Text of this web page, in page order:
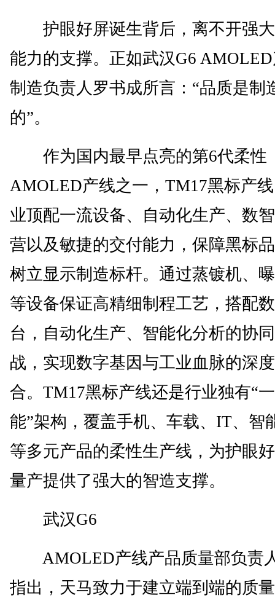
护眼好屏诞生背后，离不开强
能力的支撑。正如武汉G6
制造负责人罗书成所言：“品质是制
的”。
作为国内最早点亮的第6代柔性
AMOLED产线之一，TM17黑标产
业顶配一流设备、自动化生产、数
营以及敏捷的交付能力，保障黑标
树立显示制造标杆。通过蒸镀机、
等设备保证高精细制程工艺，搭配
台，自动化生产、智能化分析的协
战，实现数字基因与工业血脉的深
合。TM17黑标产线还是行业独有“
能”架构，覆盖手机、车载、IT、智
等多元产品的柔性生产线，为护眼
量产提供了强大的智造支撑。
武汉G6
AMOLED产线产品质量部负责
指出，天马致力于建立端到端的质